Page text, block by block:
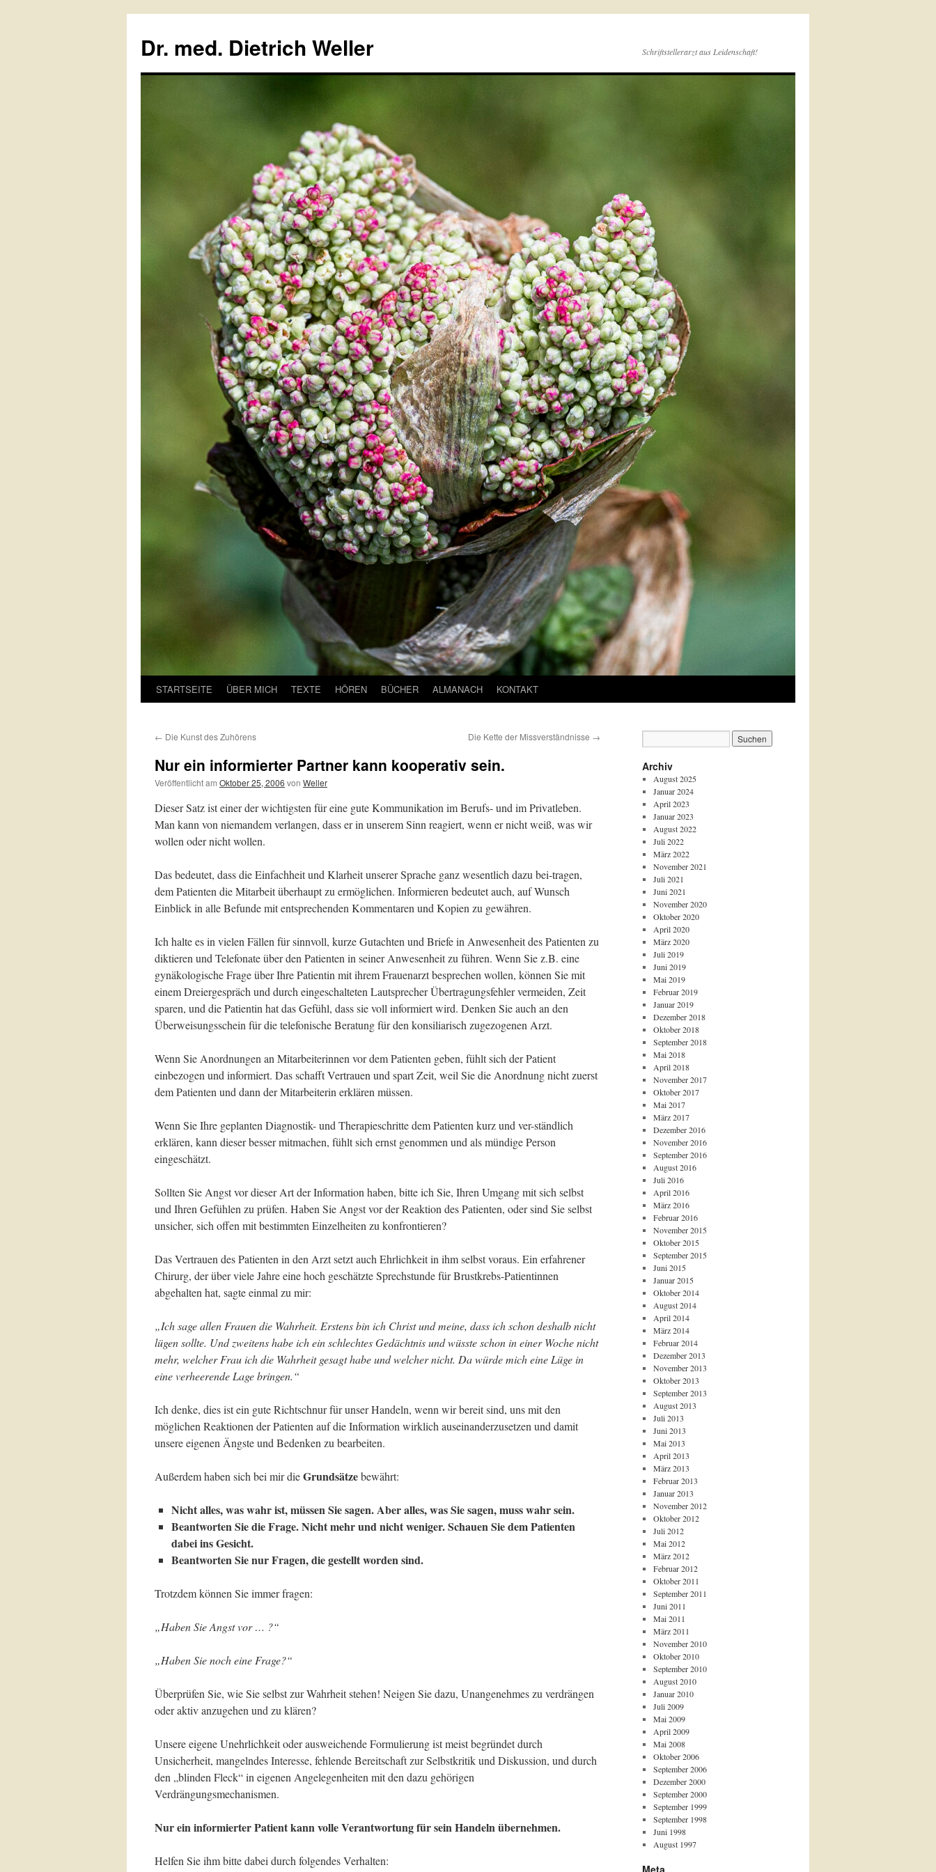
springen
Dr. med. Dietrich Weller Schriftstellerarzt aus Leidenschaft!
STARTSEITE ÜBER MICH TEXTE HÖREN BÜCHER ALMANACH KONTAKT
← Die Kunst des Zuhörens Die Kette der Missverständnisse →
Nur ein informierter Partner kann kooperativ sein.
Veröffentlicht am Oktober 25, 2006 von Weller
Dieser Satz ist einer der wichtigsten für eine gute Kommunikation im Berufs- und im Privatleben.
Man kann von niemandem verlangen, dass er in unserem Sinn reagiert, wenn er nicht weiß, was wir
wollen oder nicht wollen.
Das bedeutet, dass die Einfachheit und Klarheit unserer Sprache ganz wesentlich dazu bei-tragen,
dem Patienten die Mitarbeit überhaupt zu ermöglichen. Informieren bedeutet auch, auf Wunsch
Einblick in alle Befunde mit entsprechenden Kommentaren und Kopien zu gewähren.
Ich halte es in vielen Fällen für sinnvoll, kurze Gutachten und Briefe in Anwesenheit des Patienten zu
diktieren und Telefonate über den Patienten in seiner Anwesenheit zu führen. Wenn Sie z.B. eine
gynäkologische Frage über Ihre Patientin mit ihrem Frauenarzt besprechen wollen, können Sie mit
einem Dreiergespräch und durch eingeschalteten Lautsprecher Übertragungsfehler vermeiden, Zeit
sparen, und die Patientin hat das Gefühl, dass sie voll informiert wird. Denken Sie auch an den
Überweisungsschein für die telefonische Beratung für den konsiliarisch zugezogenen Arzt.
Wenn Sie Anordnungen an Mitarbeiterinnen vor dem Patienten geben, fühlt sich der Patient
einbezogen und informiert. Das schafft Vertrauen und spart Zeit, weil Sie die Anordnung nicht zuerst
dem Patienten und dann der Mitarbeiterin erklären müssen.
Wenn Sie Ihre geplanten Diagnostik- und Therapieschritte dem Patienten kurz und ver-ständlich
erklären, kann dieser besser mitmachen, fühlt sich ernst genommen und als mündige Person
eingeschätzt.
Sollten Sie Angst vor dieser Art der Information haben, bitte ich Sie, Ihren Umgang mit sich selbst
und Ihren Gefühlen zu prüfen. Haben Sie Angst vor der Reaktion des Patienten, oder sind Sie selbst
unsicher, sich offen mit bestimmten Einzelheiten zu konfrontieren?
Das Vertrauen des Patienten in den Arzt setzt auch Ehrlichkeit in ihm selbst voraus. Ein erfahrener
Chirurg, der über viele Jahre eine hoch geschätzte Sprechstunde für Brustkrebs-Patientinnen
abgehalten hat, sagte einmal zu mir:
„Ich sage allen Frauen die Wahrheit. Erstens bin ich Christ und meine, dass ich schon deshalb nicht
lügen sollte. Und zweitens habe ich ein schlechtes Gedächtnis und wüsste schon in einer Woche nicht
mehr, welcher Frau ich die Wahrheit gesagt habe und welcher nicht. Da würde mich eine Lüge in
eine verheerende Lage bringen.“
Ich denke, dies ist ein gute Richtschnur für unser Handeln, wenn wir bereit sind, uns mit den
möglichen Reaktionen der Patienten auf die Information wirklich auseinanderzusetzen und damit
unsere eigenen Ängste und Bedenken zu bearbeiten.
Außerdem haben sich bei mir dieGrundsätzebewährt:
Nicht alles, was wahr ist, müssen Sie sagen. Aber alles, was Sie sagen, muss wahr sein.
Beantworten Sie die Frage. Nicht mehr und nicht weniger. Schauen Sie dem Patienten
dabei ins Gesicht.
Beantworten Sie nur Fragen, die gestellt worden sind.
Trotzdem können Sie immer fragen:
„Haben Sie Angst vor … ?“
„Haben Sie noch eine Frage?“
Überprüfen Sie, wie Sie selbst zur Wahrheit stehen! Neigen Sie dazu, Unangenehmes zu verdrängen
oder aktiv anzugehen und zu klären?
Unsere eigene Unehrlichkeit oder ausweichende Formulierung ist meist begründet durch
Unsicherheit, mangelndes Interesse, fehlende Bereitschaft zur Selbstkritik und Diskussion, und durch
den „blinden Fleck“ in eigenen Angelegenheiten mit den dazu gehörigen
Verdrängungsmechanismen.
Nur ein informierter Patient kann volle Verantwortung für sein Handeln übernehmen.
Helfen Sie ihm bitte dabei durch folgendes Verhalten:
Archiv
August 2025
Januar 2024
April 2023
Januar 2023
August 2022
Juli 2022
März 2022
November 2021
Juli 2021
Juni 2021
November 2020
Oktober 2020
April 2020
März 2020
Juli 2019
Juni 2019
Mai 2019
Februar 2019
Januar 2019
Dezember 2018
Oktober 2018
September 2018
Mai 2018
April 2018
November 2017
Oktober 2017
Mai 2017
März 2017
Dezember 2016
November 2016
September 2016
August 2016
Juli 2016
April 2016
März 2016
Februar 2016
November 2015
Oktober 2015
September 2015
Juni 2015
Januar 2015
Oktober 2014
August 2014
April 2014
März 2014
Februar 2014
Dezember 2013
November 2013
Oktober 2013
September 2013
August 2013
Juli 2013
Juni 2013
Mai 2013
April 2013
März 2013
Februar 2013
Januar 2013
November 2012
Oktober 2012
Juli 2012
Mai 2012
März 2012
Februar 2012
Oktober 2011
September 2011
Juni 2011
Mai 2011
März 2011
November 2010
Oktober 2010
September 2010
August 2010
Januar 2010
Juli 2009
Mai 2009
April 2009
Mai 2008
Oktober 2006
September 2006
Dezember 2000
September 2000
September 1999
September 1998
Juni 1998
August 1997
Meta